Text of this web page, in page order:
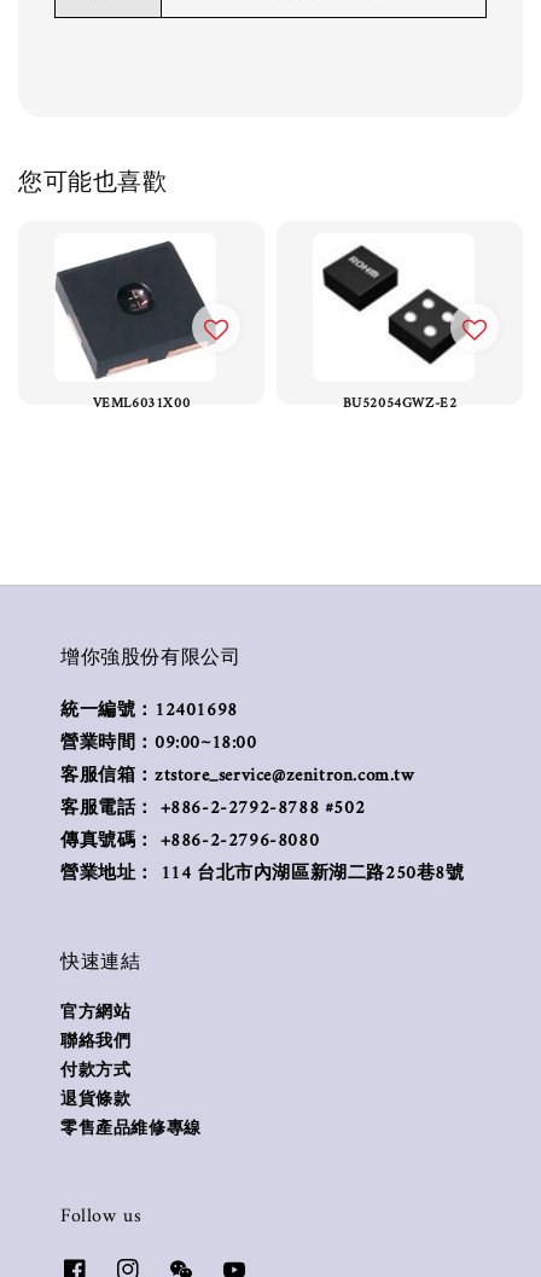
您可能也喜歡
VEML6031X00 BU52054GWZ-E2
增你強股份有限公司
統一編號：12401698
營業時間：09:00~18:00
客服信箱：ztstore_service@zenitron.com.tw
客服電話： +886-2-2792-8788 #502
傳真號碼： +886-2-2796-8080
營業地址： 114 台北市內湖區新湖二路250巷8號
快速連結
官方網站
聯絡我們
付款方式
退貨條款
零售產品維修專線
Follow us